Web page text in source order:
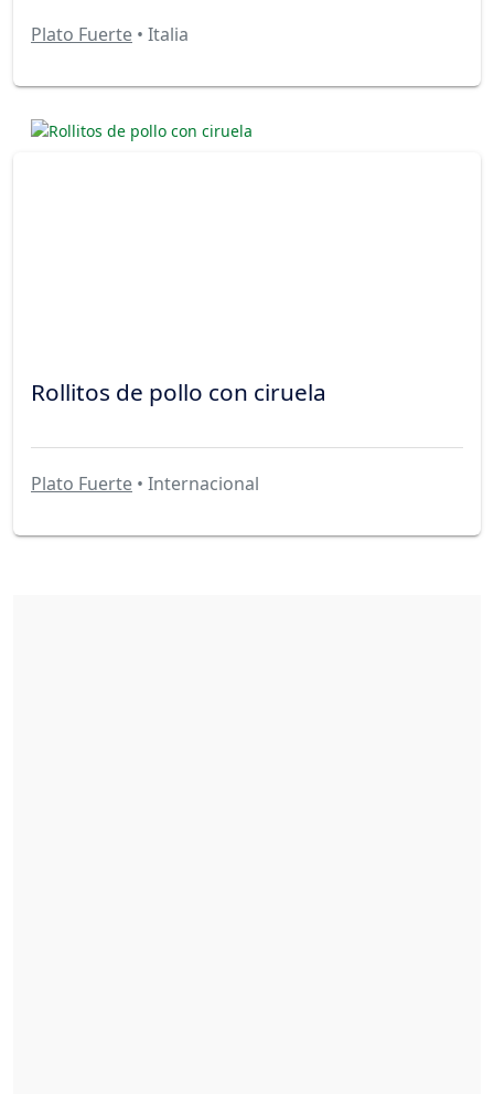
Plato Fuerte • Italia
Rollitos de pollo con ciruela
Plato Fuerte • Internacional